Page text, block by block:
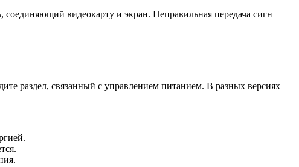
видеокарту и экран. Неправильная передача сигн
раздел, связанный с управлением питанием. В разных версиях